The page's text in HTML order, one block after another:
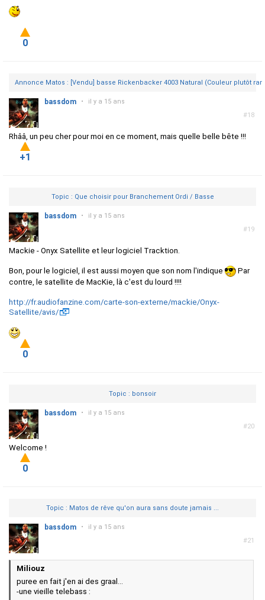
0
Annonce Matos : [Vendu] basse Rickenbacker 4003 Natural (Couleur plutôt
#18
bassdom • il y a 15 ans
Rhââ, un peu cher pour moi en ce moment, mais quelle belle bête !!!
+1
Topic : Que choisir pour Branchement Ordi / Basse
#19
bassdom • il y a 15 ans
Mackie - Onyx Satellite et leur logiciel Tracktion.
Bon, pour le logiciel, il est aussi moyen que son nom l'indique
Par
contre, le satellite de MacKie, là c'est du lourd !!!!
http://fr.audiofanzine.com/carte-son-externe/mackie/Onyx-
Satellite/avis/
0
Topic : bonsoir
#20
bassdom • il y a 15 ans
Welcome !
0
Topic : Matos de rêve qu'on aura sans doute jamais ...
#21
bassdom • il y a 15 ans
Miliouz
puree en fait j'en ai des graal...
-une vieille telebass :